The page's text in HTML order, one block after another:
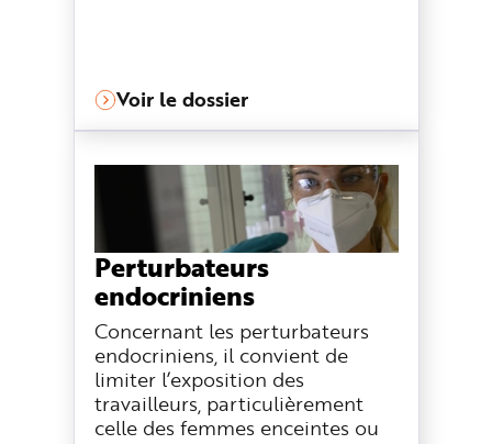
Voir le dossier
Perturbateurs
endocriniens
Concernant les perturbateurs
endocriniens, il convient de
limiter l’exposition des
travailleurs, particulièrement
celle des femmes enceintes ou